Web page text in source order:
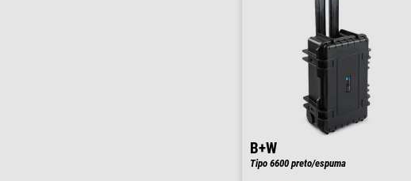
B+W
Tipo 6600 preto/espuma